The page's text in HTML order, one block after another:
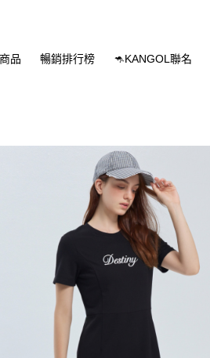
品 暢銷排行榜 🦘KANGOL聯名